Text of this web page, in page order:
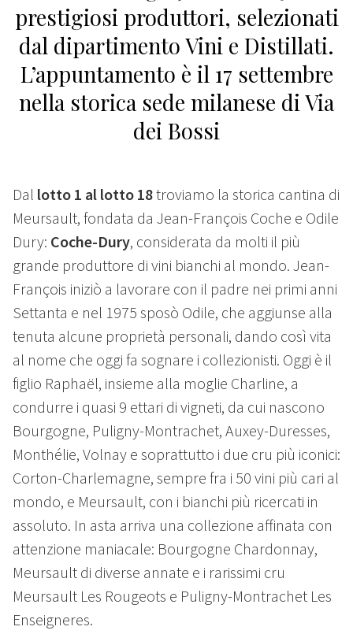
prestigiosi produttori, selezionati
dal dipartimento Vini e Distillati.
L’appuntamento è il 17 settembre
nella storica sede milanese di Via
dei Bossi
Dal lotto 1 al lotto 18troviamo la storica cantina di
Meursault, fondata da Jean-François Coche e Odile
Dury: Coche-Dury, considerata da molti il più
grande produttore di vini bianchi al mondo. Jean-
François iniziò a lavorare con il padre nei primi anni
Settanta e nel 1975 sposò Odile, che aggiunse alla
tenuta alcune proprietà personali, dando così vita
al nome che oggi fa sognare i collezionisti. Oggi è il
figlio Raphaël, insieme alla moglie Charline, a
condurre i quasi 9 ettari di vigneti, da cui nascono
Bourgogne, Puligny-Montrachet, Auxey-Duresses,
Monthélie, Volnay e soprattutto i due cru più iconici:
Corton-Charlemagne, sempre fra i 50 vini più cari al
mondo, e Meursault, con i bianchi più ricercati in
assoluto. In asta arriva una collezione affinata con
attenzione maniacale: Bourgogne Chardonnay,
Meursault di diverse annate e i rarissimi cru
Meursault Les Rougeots e Puligny-Montrachet Les
Enseigneres.